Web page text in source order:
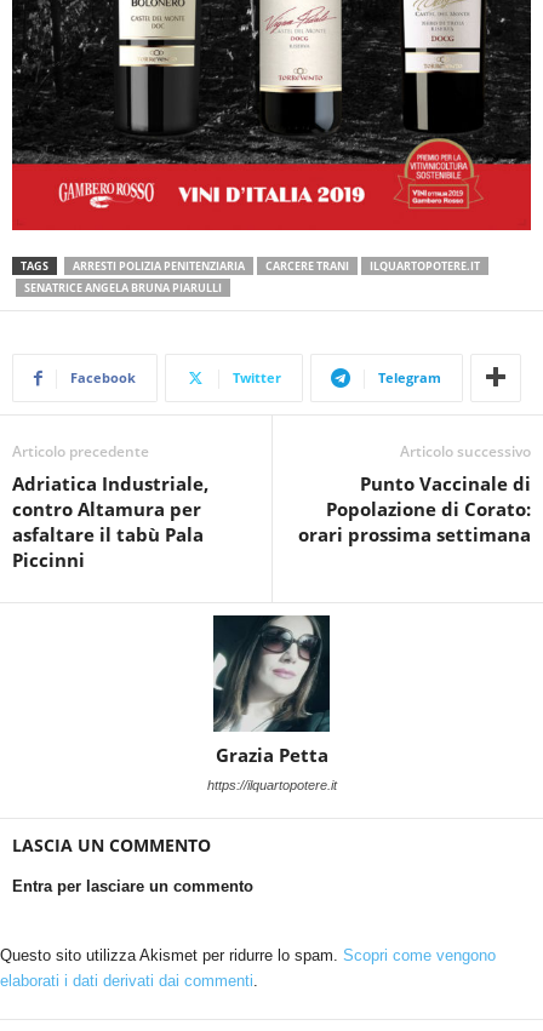
TAGS ARRESTI POLIZIA PENITENZIARIA CARCERE TRANI
ILQUARTOPOTERE.IT
SENATRICE ANGELA BRUNA PIARULLI
Facebook Twitter Telegram
Articolo precedente
Adriatica Industriale,
contro Altamura per
asfaltare il tabù Pala
Piccinni
Articolo successivo
Punto Vaccinale di
Popolazione di Corato:
orari prossima settimana
Grazia Petta
https://ilquartopotere.it
LASCIA UN COMMENTO
Entra per lasciare un commento
Questo sito utilizza Akismet per ridurre lo spam. Scopri come vengono
elaborati i dati derivati dai commenti